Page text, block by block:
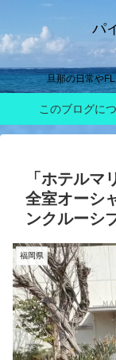
パ
旦那の日常や
このブログに
「ホテル
全室オーシ
ンクルーシ
福岡県